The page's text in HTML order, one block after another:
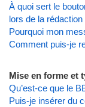
À quoi sert le
lors de la rédaction
Pourquoi mon
Comment puis-je
Mise en forme et
Qu’est-ce que le
Puis-je insérer du